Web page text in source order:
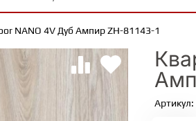
NANO 4V Дуб Ампир ZH-81143-1